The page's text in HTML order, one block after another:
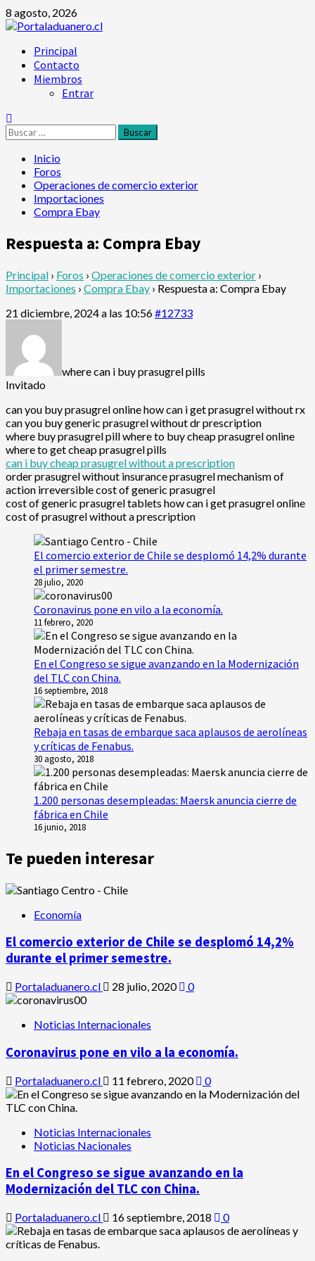
Saltar
al
8 agosto, 2026
Menú
principal
Principal
Contacto
Miembros
Entrar
Buscar:
Inicio
Foros
Operaciones de comercio exterior
Importaciones
Compra Ebay
Respuesta a: Compra Ebay
Principal › Foros › Operaciones de comercio exterior ›
Importaciones › Compra Ebay › Respuesta a: Compra Ebay
21 diciembre, 2024 a las 10:56#12733
where can i buy prasugrel pills
Invitado
can you buy prasugrel online how can i get prasugrel without rx
can you buy generic prasugrel without dr prescription
where buy prasugrel pill where to buy cheap prasugrel online
where to get cheap prasugrel pills
can i buy cheap prasugrel without a prescription
order prasugrel without insurance prasugrel mechanism of
action irreversible cost of generic prasugrel
cost of generic prasugrel tablets how can i get prasugrel online
cost of prasugrel without a prescription
El comercio exterior de Chile se desplomó 14,2% durante
el primer semestre.
28 julio, 2020
Coronavirus pone en vilo a la economía.
11 febrero, 2020
En el Congreso se sigue avanzando en la Modernización
del TLC con China.
16 septiembre, 2018
Rebaja en tasas de embarque saca aplausos de aerolíneas
y críticas de Fenabus.
30 agosto, 2018
1.200 personas desempleadas: Maersk anuncia cierre de
fábrica en Chile
16 junio, 2018
Te pueden interesar
Economía
El comercio exterior de Chile se desplomó 14,2%
durante el primer semestre.
Portaladuanero.cl 28 julio, 2020 0
Noticias Internacionales
Coronavirus pone en vilo a la economía.
Portaladuanero.cl 11 febrero, 2020 0
Noticias Internacionales
Noticias Nacionales
En el Congreso se sigue avanzando en la
Modernización del TLC con China.
Portaladuanero.cl 16 septiembre, 2018 0